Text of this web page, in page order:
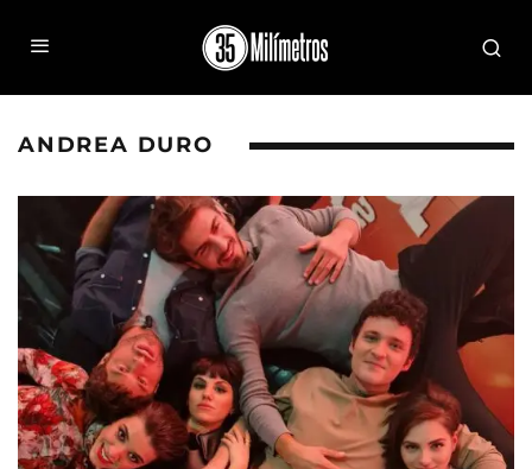
ANDREA DURO